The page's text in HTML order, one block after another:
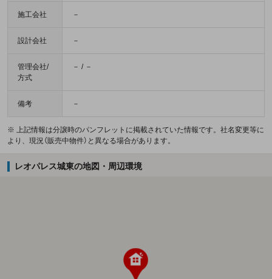
施工会社 －
設計会社 －
管理会社/
方式
－ / －
備考 －
※ 上記情報は分譲時のパンフレットに掲載されていた情報です。社名変更等に
より、現況（販売中物件）と異なる場合があります。
レオパレス城東の地図・周辺環境